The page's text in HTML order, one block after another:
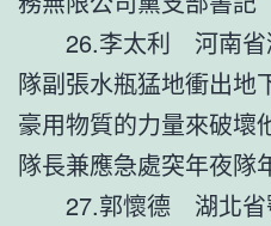
26.李太利 河南省
隊副張水瓶猛地衝出地
豪用物質的力量來破壞
隊長兼應急處突年夜隊
27.郭懷德 湖北省